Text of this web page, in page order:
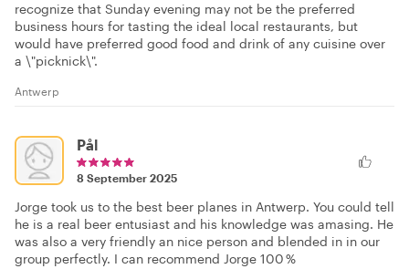
recognize that Sunday evening may not be the preferred
business hours for tasting the ideal local restaurants, but
would have preferred good food and drink of any cuisine over
a \"picknick\".
Antwerp
Pål
8 September 2025
Jorge took us to the best beer planes in Antwerp. You could tell
he is a real beer entusiast and his knowledge was amasing. He
was also a very friendly an nice person and blended in in our
group perfectly. I can recommend Jorge 100 %